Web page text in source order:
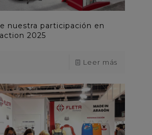
nuestra participación en
2025
Leer más